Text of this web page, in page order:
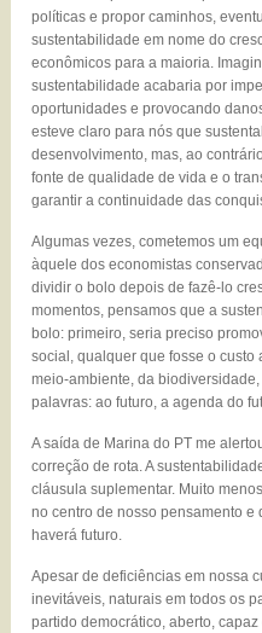
políticas e propor caminhos,
sustentabilidade em nome do
econômicos para a maioria.
sustentabilidade acabaria por
oportunidades e provocando
esteve claro para nós que
desenvolvimento, mas, ao
fonte de qualidade de vida e o
garantir a continuidade das
Algumas vezes, cometemos um
àquele dos economistas
dividir o bolo depois de fazê-lo
momentos, pensamos que a
bolo: primeiro, seria preciso
social, qualquer que fosse o
meio-ambiente, da
palavras: ao futuro, a agenda do
A saída de Marina do PT me
correção de rota. A
cláusula suplementar. Muito
no centro de nosso pensamento e
haverá futuro.
Apesar de deficiências em nossa
inevitáveis, naturais em todos os
partido democrático, aberto,